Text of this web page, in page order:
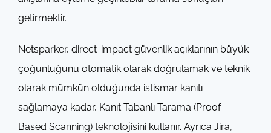
getirmektir.
Netsparker, direct-impact güvenlik açıklarının büyük
çoğunluğunu otomatik olarak doğrulamak ve teknik
olarak mümkün olduğunda istismar kanıtı
sağlamaya kadar, Kanıt Tabanlı Tarama (Proof-
Based Scanning) teknolojisini kullanır. Ayrıca Jira,